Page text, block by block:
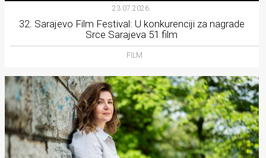
23.07.2026.
32. Sarajevo Film Festival: U konkurenciji za nagrade
Srce Sarajeva 51 film
FILM